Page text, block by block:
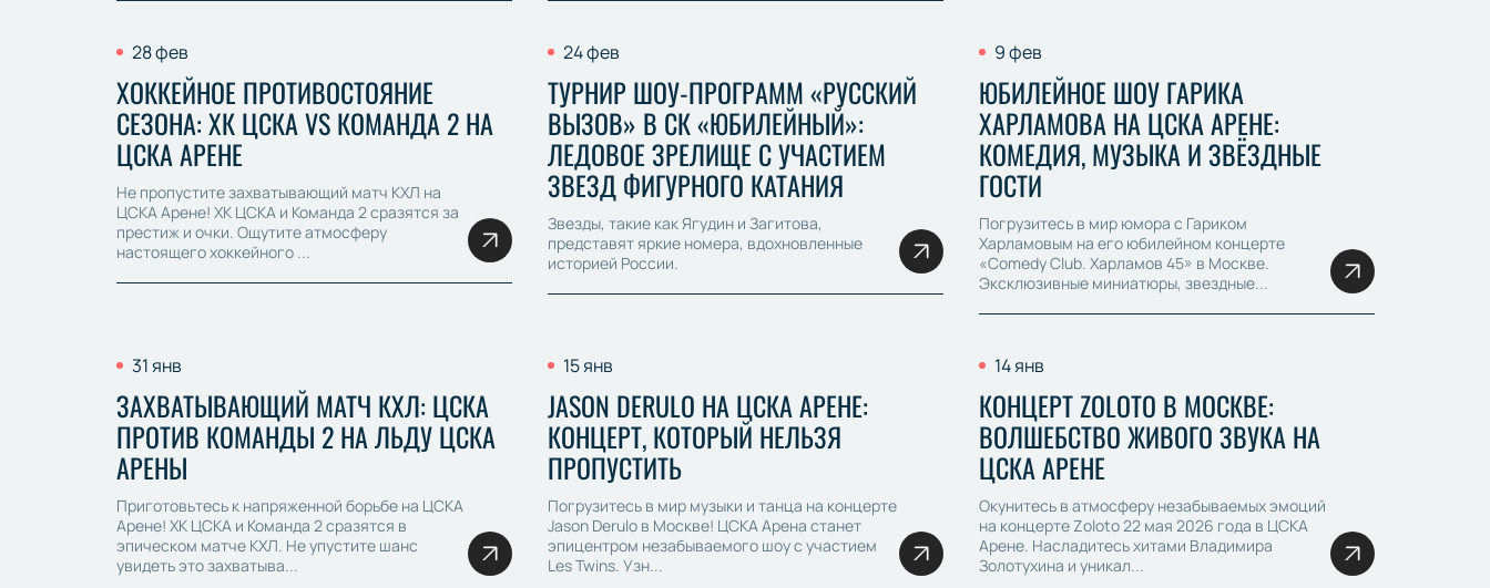
28 фев
ХОККЕЙНОЕ ПРОТИВОСТОЯНИЕ
СЕЗОНА: ХК ЦСКА VS КОМАНДА 2 НА
ЦСКА АРЕНЕ
Не пропустите захватывающий матч КХЛ на
ЦСКА Арене! ХК ЦСКА и Команда 2 сразятся за
престиж и очки. Ощутите атмосферу
настоящего хоккейного ...
24 фев
ТУРНИР ШОУ-ПРОГРАММ «РУССКИЙ
ВЫЗОВ» В СК «ЮБИЛЕЙНЫЙ»:
ЛЕДОВОЕ ЗРЕЛИЩЕ С УЧАСТИЕМ
ЗВЕЗД ФИГУРНОГО КАТАНИЯ
Звезды, такие как Ягудин и Загитова,
представят яркие номера, вдохновленные
историей России.
9 фев
ЮБИЛЕЙНОЕ ШОУ ГАРИКА
ХАРЛАМОВА НА ЦСКА АРЕНЕ:
КОМЕДИЯ, МУЗЫКА И ЗВЁЗДНЫЕ
ГОСТИ
Погрузитесь в мир юмора с Гариком
Харламовым на его юбилейном концерте
«Comedy Club. Харламов 45» в Москве.
Эксклюзивные миниатюры, звездные...
31 янв
ЗАХВАТЫВАЮЩИЙ МАТЧ КХЛ: ЦСКА
ПРОТИВ КОМАНДЫ 2 НА ЛЬДУ ЦСКА
АРЕНЫ
Приготовьтесь к напряженной борьбе на ЦСКА
Арене! ХК ЦСКА и Команда 2 сразятся в
эпическом матче КХЛ. Не упустите шанс
увидеть это захватыва...
15 янв
JASON DERULO НА ЦСКА АРЕНЕ:
КОНЦЕРТ, КОТОРЫЙ НЕЛЬЗЯ
ПРОПУСТИТЬ
Погрузитесь в мир музыки и танца на концерте
Jason Derulo в Москве! ЦСКА Арена станет
эпицентром незабываемого шоу с участием
Les Twins. Узн...
14 янв
КОНЦЕРТ ZOLOTO В МОСКВЕ:
ВОЛШЕБСТВО ЖИВОГО ЗВУКА НА
ЦСКА АРЕНЕ
Окунитесь в атмосферу незабываемых эмоций
на концерте Zoloto 22 мая 2026 года в ЦСКА
Арене. Насладитесь хитами Владимира
Золотухина и уникал...